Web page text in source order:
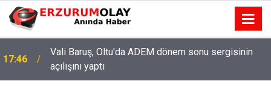
17:46
Vali Baruş, Oltu'da ADEM dönem sonu sergisinin
açılışını yaptı